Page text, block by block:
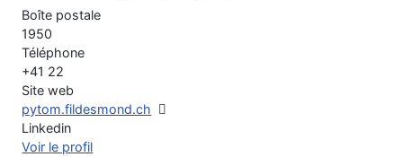
Boîte postale
1950
Téléphone
+41 22
Site web
pytom.fildesmond.ch
Linkedin
Voir le profil